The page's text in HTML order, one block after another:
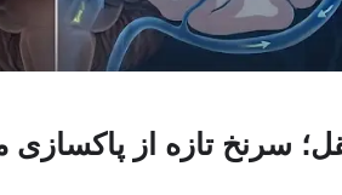
سرنخ تازه از پاکسازی